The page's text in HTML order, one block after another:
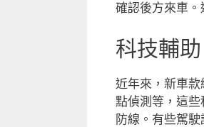
確認後方來車。
科技輔
近年來，新車
點偵測等，這
防線。有些駕